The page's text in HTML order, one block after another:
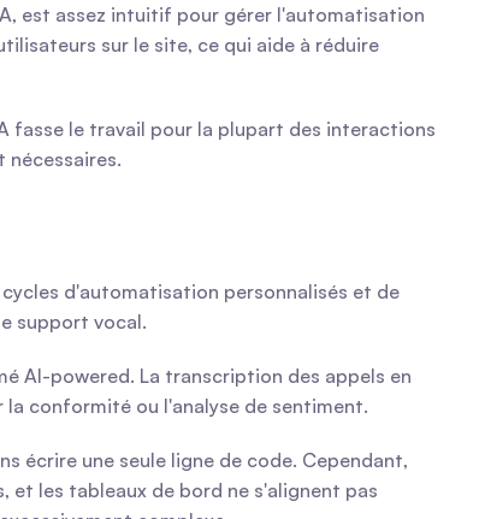
est assez intuitif pour gérer l'automatisation
sur le site, ce qui aide à réduire
fasse le travail pour la plupart des interactions
nécessaires.
d'automatisation personnalisés et de
support vocal.
AI-powered. La transcription des appels en
conformité ou l'analyse de sentiment.
écrire une seule ligne de code. Cependant,
les tableaux de bord ne s'alignent pas